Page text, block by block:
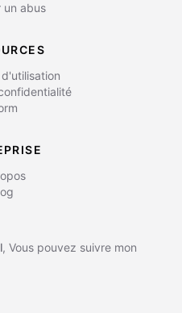
un abus
, Vous pouvez suivre mon